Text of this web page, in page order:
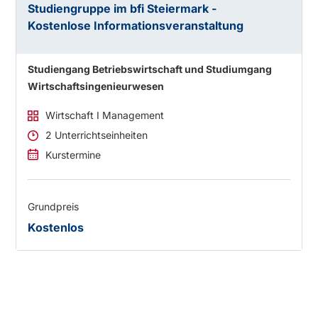
Studiengruppe im bfi Steiermark -
Kostenlose Informationsveranstaltung
Studiengang Betriebswirtschaft und Studiumgang
Wirtschaftsingenieurwesen
Wirtschaft I Management
2 Unterrichtseinheiten
Kurstermine
Grundpreis
Kostenlos